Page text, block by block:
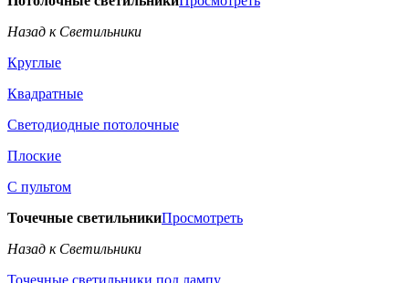
Назад к Светильники
Круглые
Квадратные
Светодиодные потолочные
Плоские
С пультом
Точечные светильникиПросмотреть
Назад к Светильники
Точечные светильники под лампу